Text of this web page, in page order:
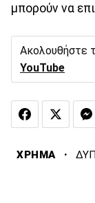
μπορούν να
Ακολουθήστε
YouTube
ΧΡΗΜΑ ·